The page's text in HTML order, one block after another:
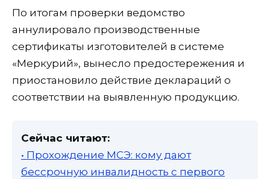
По итогам проверки ведомство
аннулировало производственные
сертификаты изготовителей в системе
«Меркурий», вынесло предостережения и
приостановило действие деклараций о
соответствии на выявленную продукцию.
Сейчас читают:
• Прохождение МСЭ: кому дают
бессрочную инвалидность с первого